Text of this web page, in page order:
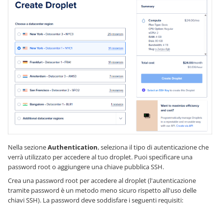
Nella sezioneAuthentication, seleziona il tipo di autenticazione che
verrà utilizzato per accedere al tuo droplet. Puoi specificare una
password root o aggiungere una chiave pubblica SSH.
Crea una password root per accedere al droplet (l'autenticazione
tramite password è un metodo meno sicuro rispetto all'uso delle
chiavi SSH). La password deve soddisfare i seguenti requisiti: